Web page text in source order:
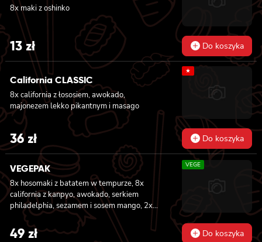
8x maki z oshinko
13zł Do koszyka
California CLASSIC
8x california z łososiem, awokado,
majonezem lekko pikantnym i masago
★
36zł Do koszyka
VEGEPAK
8x hosomaki z batatem w tempurze, 8x
california z kanpyo, awokado, serkiem
philadelphia, sezamem i sosem mango, 2x
nigiri z awokado i sosem mango
VEGE
49 zł Do koszyka